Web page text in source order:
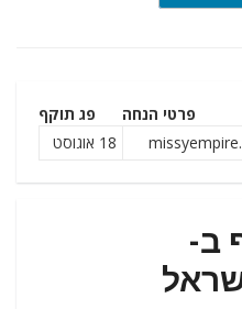
פרטי הנחה
פג תוקף
18 אוגוסט
ב-